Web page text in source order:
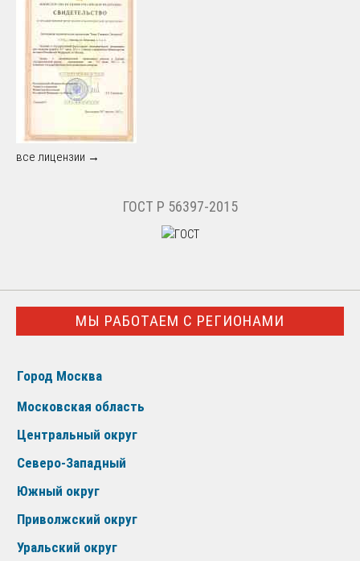
все лицензии →
ГОСТ Р 56397-2015
МЫ РАБОТАЕМ С РЕГИОНАМИ
Город Москва
Московская область
Центральный округ
Северо-Западный
Южный округ
Приволжский округ
Уральский округ